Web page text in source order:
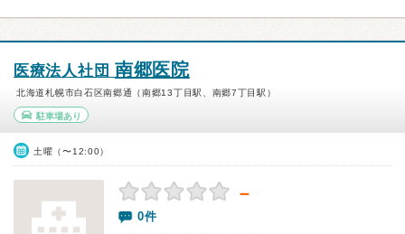
医療法人社団 南郷医院
北海道札幌市白石区南郷通（南郷13丁目駅、南郷7丁目駅）
駐車場あり
土曜（〜12:00）
－
0件